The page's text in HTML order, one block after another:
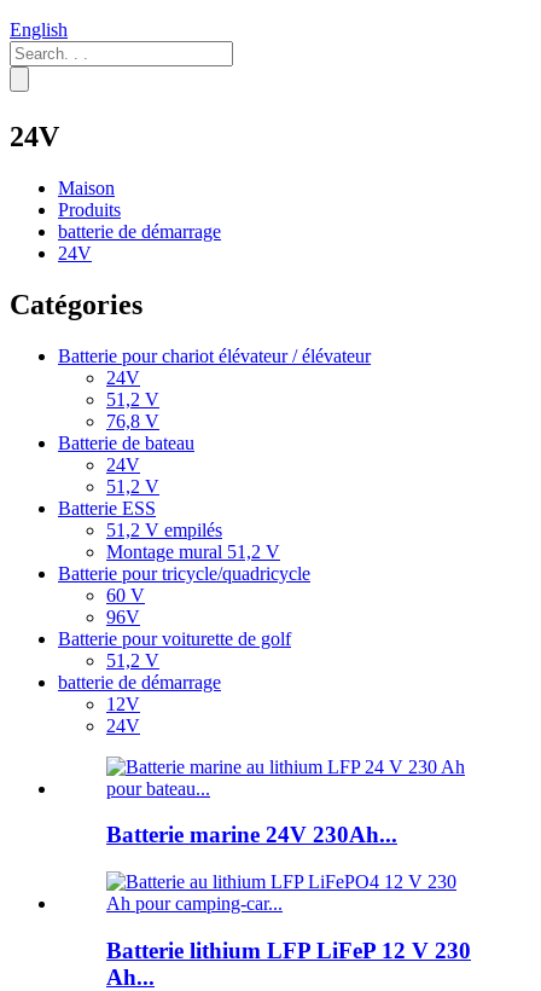
English
24V
Maison
Produits
batterie de démarrage
24V
Catégories
Batterie pour chariot élévateur / élévateur
24V
51,2 V
76,8 V
Batterie de bateau
24V
51,2 V
Batterie ESS
51,2 V empilés
Montage mural 51,2 V
Batterie pour tricycle/quadricycle
60 V
96V
Batterie pour voiturette de golf
51,2 V
batterie de démarrage
12V
24V
Batterie marine 24V 230Ah...
Batterie lithium LFP LiFeP 12 V 230
Ah...